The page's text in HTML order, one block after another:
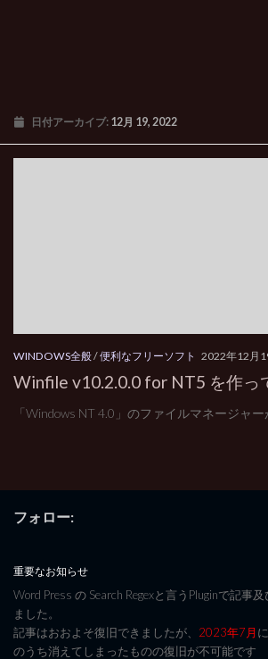
日付アーカイブ: 12月 19, 2022
WINDOWS全般/便利なフリーソフト 2022年12月
Winfile v10.2.0.0 for NT5 を作っ
「Windows NT 4.0」のファイルマネージャー
フォロー:
重要なお知らせ
Word Press の Search Regexと言うPluginで記事
ました。
記事はおおよそ復旧できましたが、 2023年7月
のうち消えてしまったものの復旧が不可能です